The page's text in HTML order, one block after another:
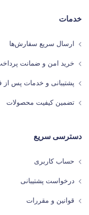
خدمات
ارسال سریع سفارش‌ها
خرید امن و ضمانت
پشتیبانی و خدمات پس
تضمین کیفیت محصولات
دسترسی سریع
حساب کاربری
درخواست پشتیبانی
قوانین و مقررات